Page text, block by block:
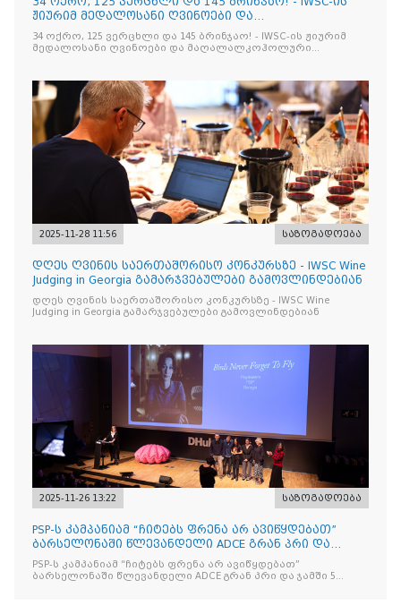
ჟიურიმ მედალოსანი ღვინოები და
მაღალალკოჰოლური სასმელე
34 ოქრო, 125 ვერცხლი და 145 ბრინჯაო! - IWSC-ის ჟიურიმ
მედალოსანი ღვინოები და მაღალალკოჰოლური
2025-11-28 11:56 საზოგადოება
დღეს ღვინის საერთაშორისო კონკურსზე - IWSC Wine
Judging in Georgia გამარჯვებულები გამოვლინდებიან
დღეს ღვინის საერთაშორისო კონკურსზე - IWSC Wine
Judging in Georgia გამარჯვებულები გამოვლინდებიან
2025-11-26 13:22 საზოგადოება
PSP-ს კამპანიამ “ჩიტებს ფრენა არ ავიწყდებათ”
ბარსელონაში წლევანდელი ADCE გრან პრი და
ჯამში 5 ჯილდო მ
PSP-ს კამპანიამ “ჩიტებს ფრენა არ ავიწყდებათ”
ბარსელონაში წლევანდელი ADCE გრან პრი და ჯამში 5